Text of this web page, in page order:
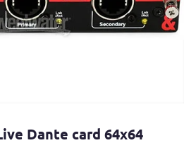
Dante card 64x64